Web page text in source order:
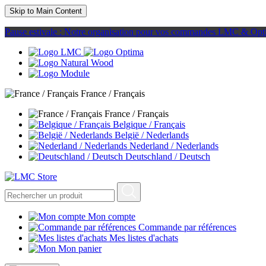
Skip to Main Content
Pause estivale : Notre organisation pour vos commandes LMC &
France / Français
France / Français
Belgique / Français
België / Nederlands
Nederland / Nederlands
Deutschland / Deutsch
Mon compte
Commande par références
Mes listes d'achats
Mon panier